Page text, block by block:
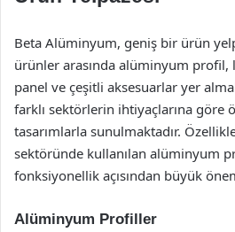
Beta Alüminyum, geniş bir ürün
ürünler arasında alüminyum
panel ve çeşitli aksesuarlar yer
farklı sektörlerin ihtiyaçlarına göre
tasarımlarla sunulmaktadır.
sektöründe kullanılan alüminyum
fonksiyonellik açısından büyük
Alüminyum Profiller